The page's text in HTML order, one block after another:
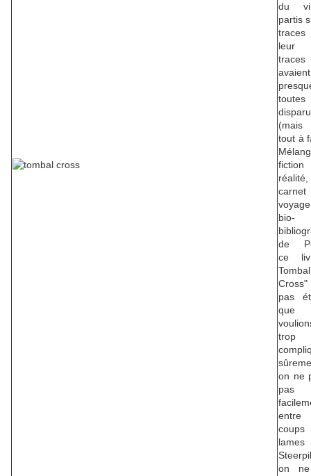
du
partis
leur
avaient
toutes
tout à
réalité,
bio-
de
ce
Tombal
pas
que
trop
on ne
pas
on